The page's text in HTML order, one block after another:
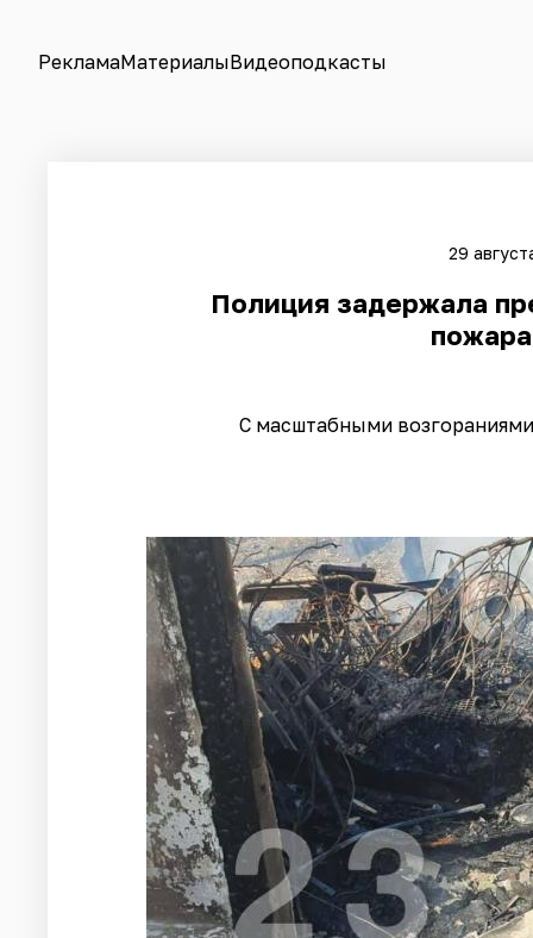
РекламаМатериалыВидеоподкасты
29
Полиция задержала
С масштабными